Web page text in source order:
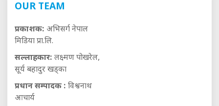
OUR TEAM
प्रकाशक: अभिसर्ग नेपाल
मिडिया प्रा.लि.
सल्लाहकार: लक्ष्मण पोखरेल,
सूर्य बहादुर खड्का
प्रधान सम्पादक : विश्वनाथ
आचार्य